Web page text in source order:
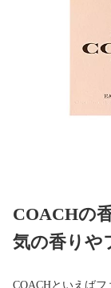
COACHの
気の香りや
COACHといえば